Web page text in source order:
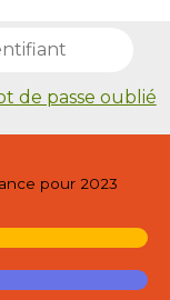
de passe oublié
pour 2023